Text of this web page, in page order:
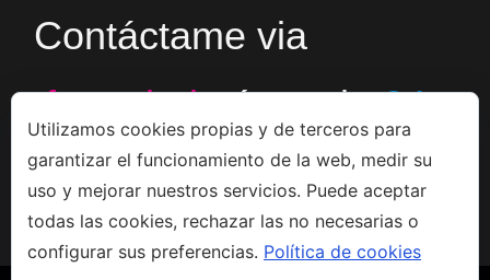
Contáctame via
formularioó en el+34
666533308
Utilizamos cookies propias y de terceros para
garantizar el funcionamiento de la web, medir su
uso y mejorar nuestros servicios. Puede aceptar
todas las cookies, rechazar las no necesarias o
configurar sus preferencias. Política de cookies